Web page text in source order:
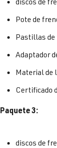
Pote de
Pastillas
Adaptador
Material de
Certificado
Paquete 3:
discos de